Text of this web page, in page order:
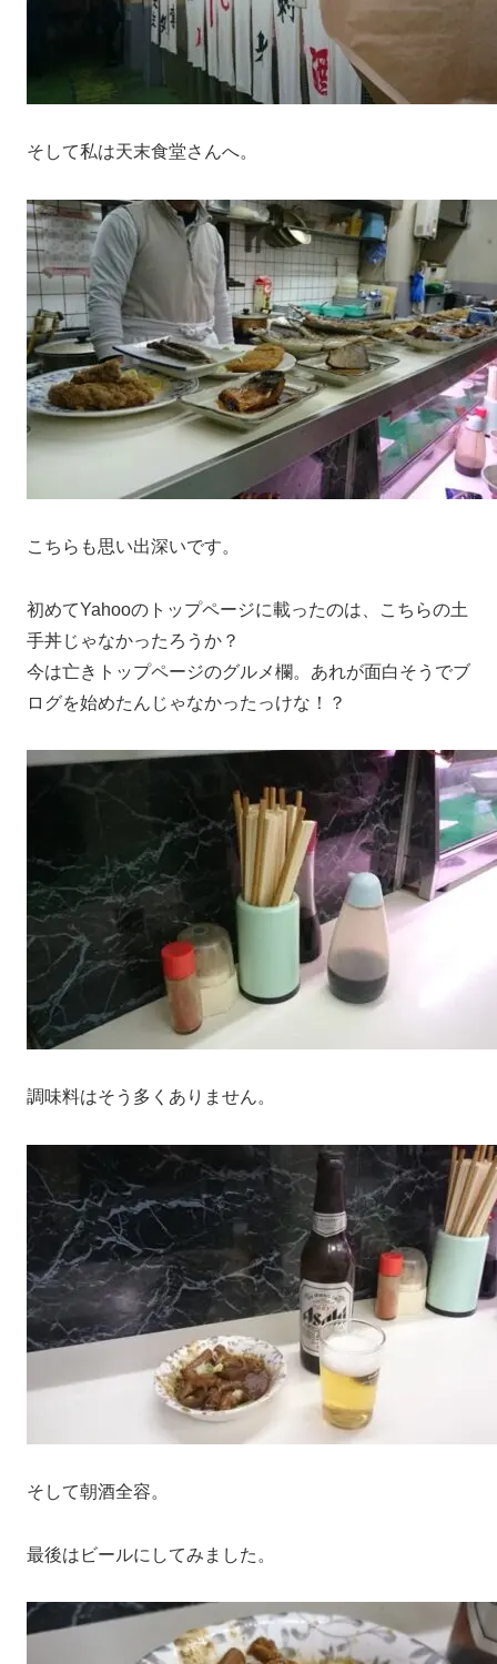
そして私は天末食堂さんへ。
こちらも思い出深いです。
初めてYahooのトップページに載ったのは、こちらの土
手丼じゃなかったろうか？
今は亡きトップページのグルメ欄。あれが面白そうでブ
ログを始めたんじゃなかったっけな！？
調味料はそう多くありません。
そして朝酒全容。
最後はビールにしてみました。